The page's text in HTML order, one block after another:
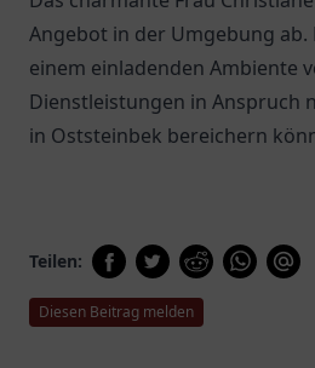
Angebot in der Umgebung ab.
einem einladenden Ambiente
Dienstleistungen in Anspruch
in Oststeinbek bereichern
Teilen:
Diesen Beitrag melden